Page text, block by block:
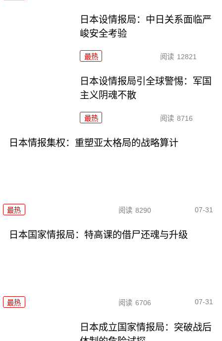
日本设情报局：中日关系面临严
峻安全考验
最热 阅读 12821
日本设情报局引全球警惕：军国
主义阴魂不散
最热 阅读 8716
日本情报集权：重塑亚太格局的战略算计
最热 阅读 8290 07-31
日本国家情报局：特高课的借尸还魂与升级
最热 阅读 6706 07-31
日本成立国家情报局：突破战后